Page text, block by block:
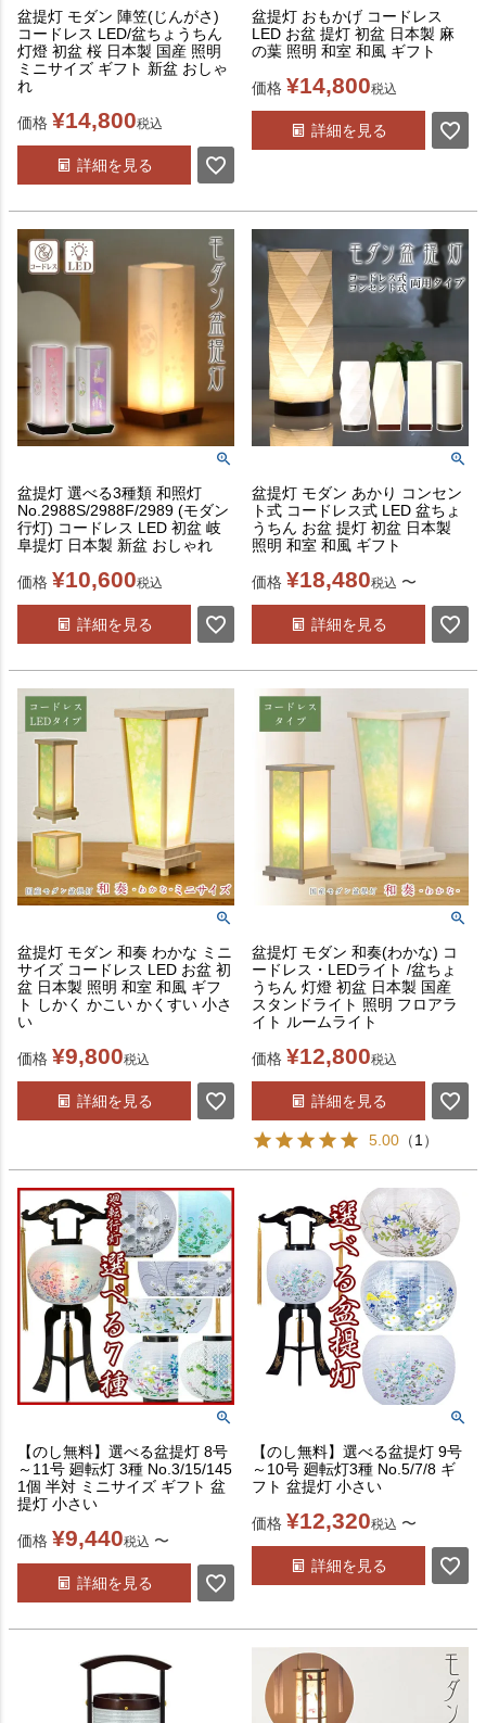
盆提灯 モダン 陣笠(じんがさ)
コードレス LED/盆ちょうちん
灯燈 初盆 桜 日本製 国産 照明
ミニサイズ ギフト 新盆 おしゃ
れ
価格 ¥14,800税込
詳細を見る
盆提灯 おもかげ コードレス
LED お盆 提灯 初盆 日本製 麻
の葉 照明 和室 和風 ギフト
価格 ¥14,800税込
詳細を見る
盆提灯 選べる3種類 和照灯
No.2988S/2988F/2989 (モダン
行灯) コードレス LED 初盆 岐
阜提灯 日本製 新盆 おしゃれ
価格 ¥10,600税込
詳細を見る
盆提灯 モダン あかり コンセン
ト式 コードレス式 LED 盆ちょ
うちん お盆 提灯 初盆 日本製
照明 和室 和風 ギフト
価格 ¥18,480税込 〜
詳細を見る
盆提灯 モダン 和奏 わかな ミニ
サイズ コードレス LED お盆 初
盆 日本製 照明 和室 和風 ギフ
ト しかく かこい かくすい 小さ
い
価格 ¥9,800税込
詳細を見る
盆提灯 モダン 和奏(わかな) コ
ードレス・LEDライト /盆ちょ
うちん 灯燈 初盆 日本製 国産
スタンドライト 照明 フロアラ
イト ルームライト
価格 ¥12,800税込
詳細を見る
5.00 （1）
【のし無料】選べる盆提灯 8号
～11号 廻転灯 3種 No.3/15/145
1個 半対 ミニサイズ ギフト 盆
提灯 小さい
価格 ¥9,440税込 〜
詳細を見る
【のし無料】選べる盆提灯 9号
～10号 廻転灯3種 No.5/7/8 ギ
フト 盆提灯 小さい
価格 ¥12,320税込 〜
詳細を見る